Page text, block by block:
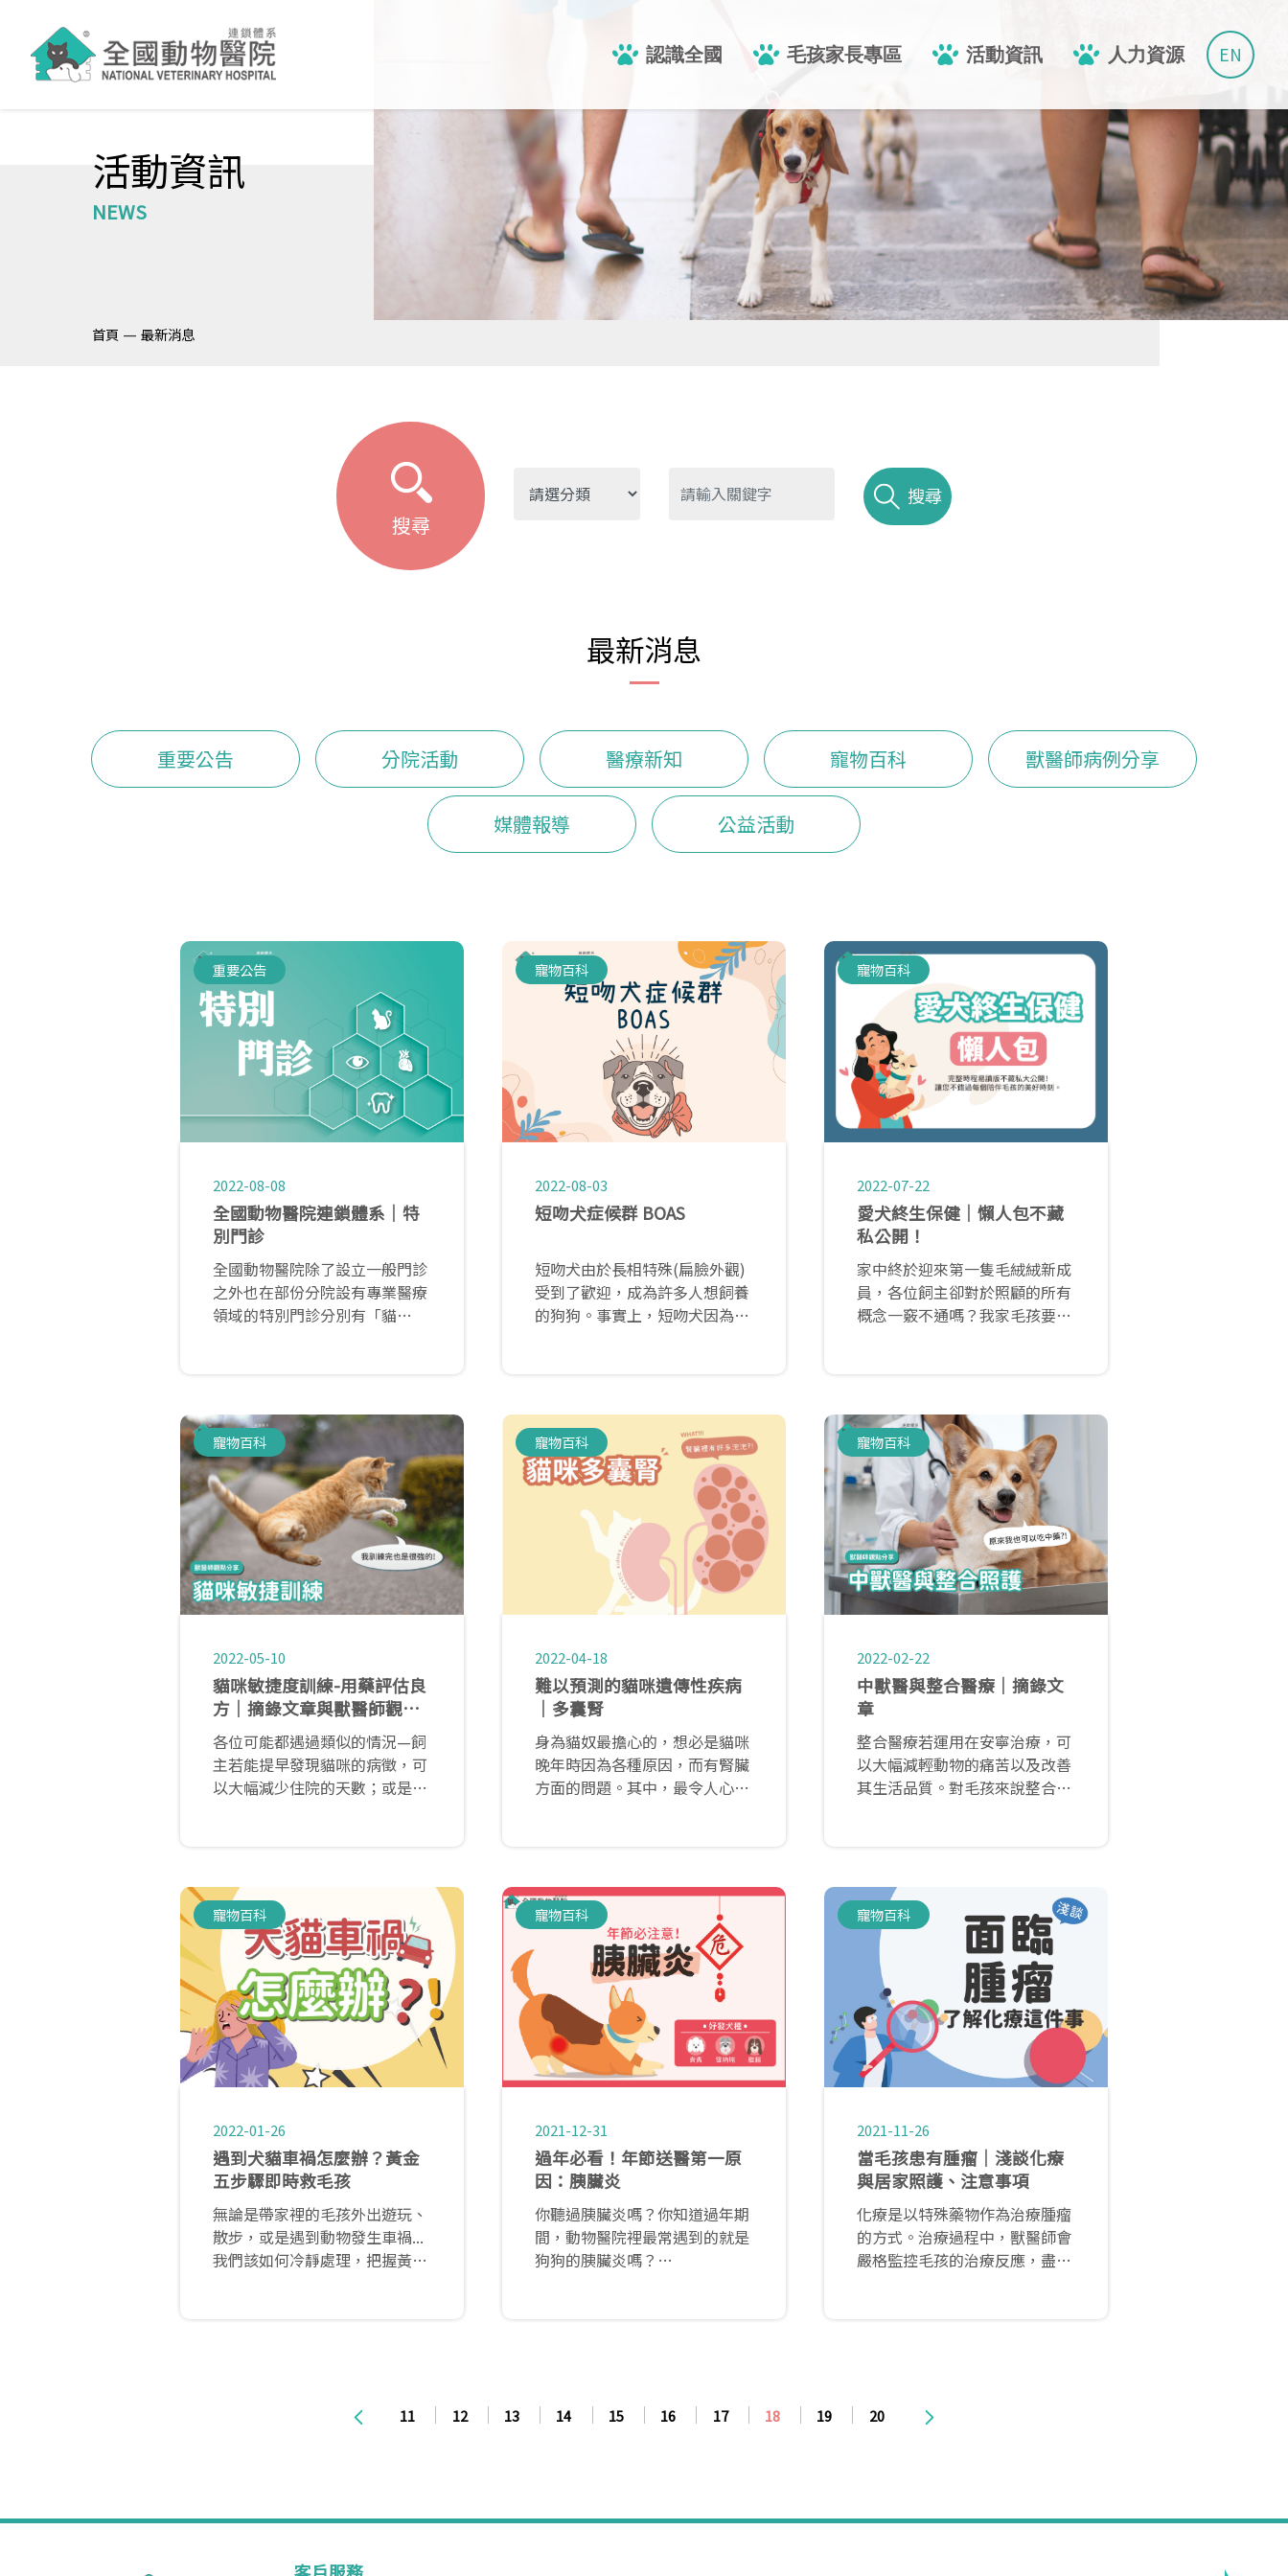
認識全國 毛孩家長專區 活動資訊 人力資源 EN
活動資訊
NEWS
首頁 — 最新消息
搜尋
搜尋
最新消息
重要公告 分院活動 醫療新知 寵物百科 獸醫師病例分享
媒體報導 公益活動
重要公告
2022-08-08
全國動物醫院連鎖體系│特
別門診
全國動物醫院除了設立一般門診
之外也在部份分院設有專業醫療
領域的特別門診分別有「貓
進行更加詳細的疾病診斷以及專
業的醫療服務。
寵物百科
2022-08-03
短吻犬症候群 BOAS
短吻犬由於長相特殊(扁臉外觀)
受到了歡迎，成為許多人想飼養
的狗狗。事實上，短吻犬因為先
也比較狹小，軟組織(軟顎)被迫
擠在狹小的空間中，就會讓軟組
織(軟顎)比正常狗狗的來得長/
寵物百科
2022-07-22
愛犬終生保健│懶人包不藏
私公開！
家中終於迎來第一隻毛絨絨新成
員，各位飼主卻對於照顧的所有
概念一竅不通嗎？我家毛孩要打
寵物百科
2022-05-10
貓咪敏捷度訓練-用藥評估良
方｜摘錄文章與獸醫師觀點
分享
各位可能都遇過類似的情況—飼
主若能提早發現貓咪的病徵，可
以大幅減少住院的天數；或是牙
情形，也知道這些症狀對貓咪來
說有多嚴重。
寵物百科
2022-04-18
難以預測的貓咪遺傳性疾病
｜多囊腎
身為貓奴最擔心的，想必是貓咪
晚年時因為各種原因，而有腎臟
方面的問題。其中，最令人心疼
變，這些奇怪的突起物稱為囊
腫。
囊腫在初期可能小的難以察覺，
也不影響貓咪的腎臟功能，但隨
著時間進展，它們會如同吹氣球
般慢慢長大，大到壓迫腎臟、甚
至是占據整顆腎臟的空間，使腎
功能受到影響，導致貓咪出現腎
衰竭。
寵物百科
2022-02-22
中獸醫與整合醫療│摘錄文
章
整合醫療若運用在安寧治療，可
以大幅減輕動物的痛苦以及改善
其生活品質。對毛孩來說整合醫
寵物百科
2022-01-26
遇到犬貓車禍怎麼辦？黃金
五步驟即時救毛孩
無論是帶家裡的毛孩外出遊玩、
散步，或是遇到動物發生車禍...
我們該如何冷靜處理，把握黃金
寵物百科
2021-12-31
過年必看！年節送醫第一原
因：胰臟炎
你聽過胰臟炎嗎？你知道過年期
間，動物醫院裡最常遇到的就是
狗狗的胰臟炎嗎？
寵物百科
2021-11-26
當毛孩患有腫瘤│淺談化療
與居家照護、注意事項
化療是以特殊藥物作為治療腫瘤
的方式。治療過程中，獸醫師會
嚴格監控毛孩的治療反應，盡可
功能的細胞進行攻擊，因此除了
11 12 13 14 15 16 17 18 19 20